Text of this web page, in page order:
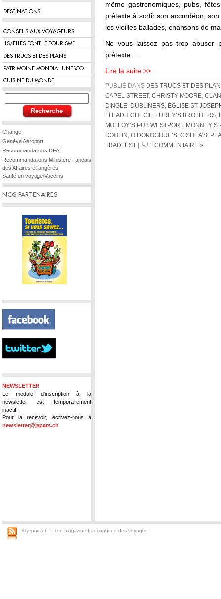
DESTINATIONS
CONSEILS AUX VOYAGEURS
ILS/ELLES FONT LE TOURISME
DES TRUCS ET DES PLANS
PATRIMOINE MONDIAL UNESCO
CUISINE DU MONDE
Change
Genève Aéroport
Recommandations DFAE
Recommandations Ministère français
des Affaires étrangères
Santé en voyage/Vaccins
NOS PARTENAIRES
NEWSLETTER
Le module d'inscription à la
newsletter est temporairement
inactif.
Pour la recevoir, écrivez-nous à
newsletter@jepars.ch
même gastronomiques, pubs,
prétexte à sortir son accordéon,
les vieilles ballades, chansons de
Ne vous laissez pas trop abuser
prétexte …
Lire la suite >>
PUBLIÉ DANS DES TRUCS ET DES
CAPEL STREET, CHRISTY MOORE
DINGLE
DUBLINERS
ÉGLISE ST
FLEADH CHEOÌL
FUREY’S BROTHERS
MOLLOY’S PUB WESTPORT, MONNEY’S
DOOLIN
O’DONOGHUE’S O’SHEA’S
TRADFEST
1 COMMENTAIRE »
© jepars.ch - Le e-magazine francophone des voyages